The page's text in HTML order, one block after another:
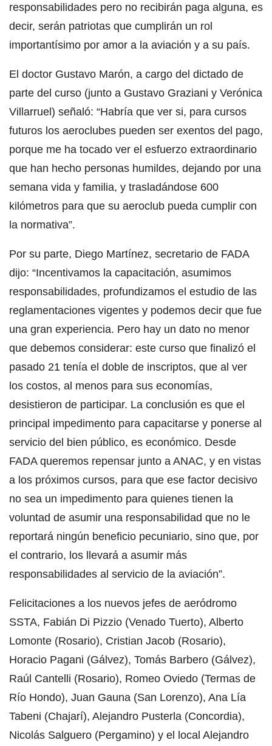
responsabilidades pero no recibirán paga alguna, es
decir, serán patriotas que cumplirán un rol
importantísimo por amor a la aviación y a su país.
El doctor Gustavo Marón, a cargo del dictado de
parte del curso (junto a Gustavo Graziani y Verónica
Villarruel) señaló: “Habría que ver si, para cursos
futuros los aeroclubes pueden ser exentos del pago,
porque me ha tocado ver el esfuerzo extraordinario
que han hecho personas humildes, dejando por una
semana vida y familia, y trasladándose 600
kilómetros para que su aeroclub pueda cumplir con
la normativa”.
Por su parte, Diego Martínez, secretario de FADA
dijo: “Incentivamos la capacitación, asumimos
responsabilidades, profundizamos el estudio de las
reglamentaciones vigentes y podemos decir que fue
una gran experiencia. Pero hay un dato no menor
que debemos considerar: este curso que finalizó el
pasado 21 tenía el doble de inscriptos, que al ver
los costos, al menos para sus economías,
desistieron de participar. La conclusión es que el
principal impedimento para capacitarse y ponerse al
servicio del bien público, es económico. Desde
FADA queremos repensar junto a ANAC, y en vistas
a los próximos cursos, para que ese factor decisivo
no sea un impedimento para quienes tienen la
voluntad de asumir una responsabilidad que no le
reportará ningún beneficio pecuniario, sino que, por
el contrario, los llevará a asumir más
responsabilidades al servicio de la aviación”.
Felicitaciones a los nuevos jefes de aeródromo
SSTA, Fabián Di Pizzio (Venado Tuerto), Alberto
Lomonte (Rosario), Cristian Jacob (Rosario),
Horacio Pagani (Gálvez), Tomás Barbero (Gálvez),
Raúl Cantelli (Rosario), Romeo Oviedo (Termas de
Río Hondo), Juan Gauna (San Lorenzo), Ana Lía
Tabeni (Chajarí), Alejandro Pusterla (Concordia),
Nicolás Salguero (Pergamino) y el local Alejandro